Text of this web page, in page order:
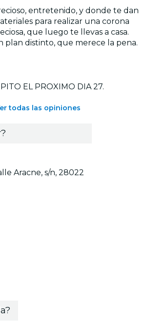
entretenido, y donde te dan
para realizar una corona
que luego te llevas a casa.
plan distinto, que merece la pena.
EL PROXIMO DIA 27.
todas las opiniones
Aracne, s/n, 28022